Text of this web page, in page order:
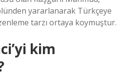
yararlanarak Türkçeye
tarzı ortaya koymuştur.
kim